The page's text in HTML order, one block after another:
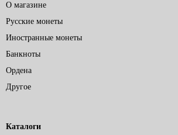
О магазине
Русские монеты
Иностранные монеты
Банкноты
Ордена
Другое
Каталоги